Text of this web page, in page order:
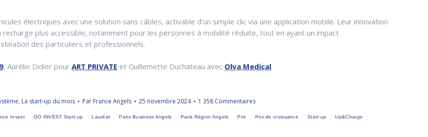
électriques avec une solution sans câbles, activable d’un simple clic via une application mobile. Leur innovation
recharge plus accessible, notamment pour les personnes à mobilité réduite, tout en ayant un impact
des particuliers et professionnels.
, Aurélie Didier pour ART PRIVATE et Guillemette Duchateau avec Olva Medical.
, La start-up du mois Par France Angels 25 novembre 2024
1 358 Commentaires
Invest GO INVEST Start-up Lauréat Paris Business Angels Paris Région Angels Prix Prix de croissance Start-up Up&Charge